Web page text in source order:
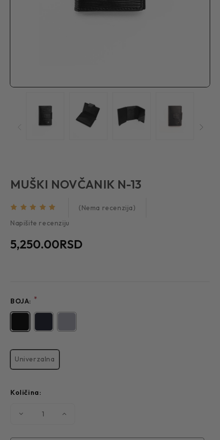
MUŠKI NOVČANIK N-13
(Nema recenzija)
Napišite recenziju
5,250.00RSD
BOJA: *
Univerzalna
Količina:
Smanjite Povećajte